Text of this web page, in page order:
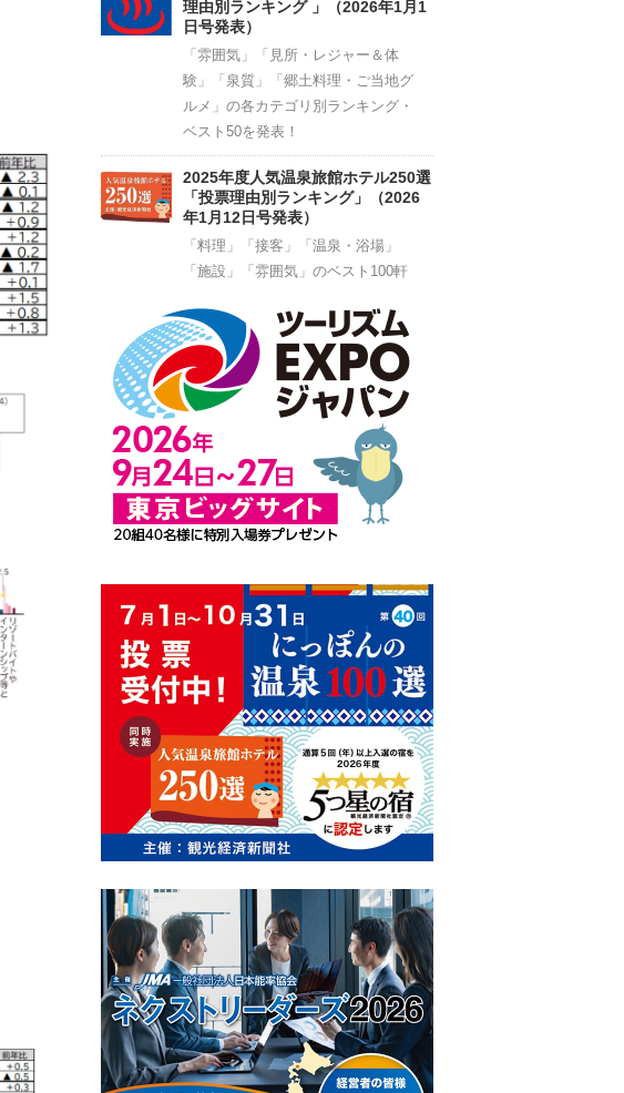
理由別ランキング 」（2026年1月1
日号発表）
「雰囲気」「見所・レジャー＆体
験」「泉質」「郷土料理・ご当地グ
ルメ」の各カテゴリ別ランキング・
ベスト50を発表！
2025年度人気温泉旅館ホテル250選
「投票理由別ランキング」（2026
年1月12日号発表）
「料理」「接客」「温泉・浴場」
「施設」「雰囲気」のベスト100軒